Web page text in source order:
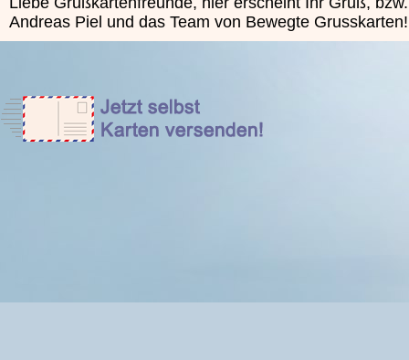
Andreas Piel und das Team von Bewegte Grusskarten!